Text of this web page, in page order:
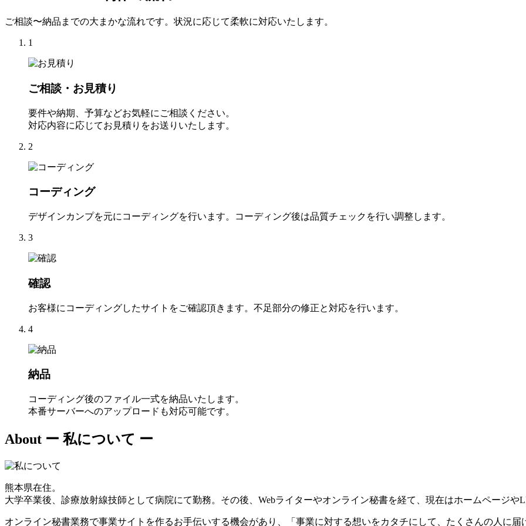
ご相談〜納品までの大まかな流れです。状況に応じて柔軟に対応いたします。
1
ご相談・お見積り
要件や納期、予算などお気軽にご相談ください。
対応内容に応じてお見積りをお送りいたします。
2
コーディング
デザインカンプを元にコーディングを行います。コーディング後は品質チェックを行い調整します。
3
確認
お客様にコーディングしたサイトをご確認頂きます。不足部分の修正と対応を行います。
4
納品
コーディング後のファイル一式を納品いたします。
本番サーバーへのアップロードも対応可能です。
About ー 私について ー
熊本県在住。
大学卒業後、診療放射線技師として病院にて勤務。その後、Webライターやオンライン秘書を経て、現在はホームページや
オンライン秘書業務で事業サイトを作るお手伝いする機会があり、「事業に対する想いをカタチにして、たくさんの人に